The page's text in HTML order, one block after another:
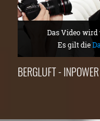
Das Video wird
Es gilt die
BERGLUFT - INPOWER